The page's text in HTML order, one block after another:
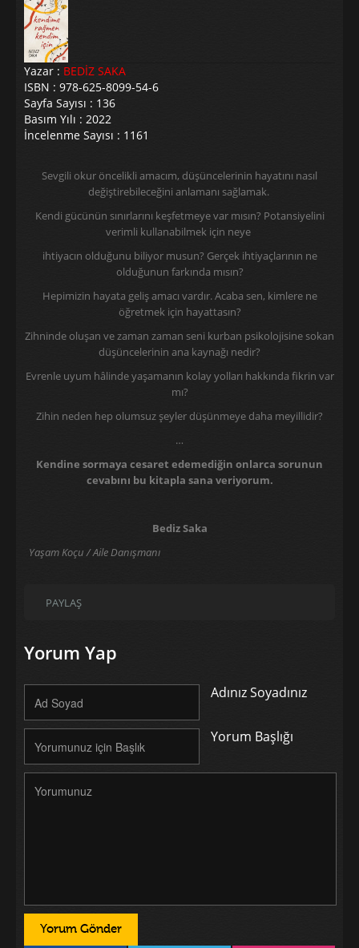
Yazar : BEDİZ SAKA
ISBN : 978-625-8099-54-6
Sayfa Sayısı : 136
Basım Yılı : 2022
İncelenme Sayısı : 1161
Sevgili okur öncelikli amacım, düşüncelerinin hayatını nasıl
değiştirebileceğini anlamanı sağlamak.
Kendi gücünün sınırlarını keşfetmeye var mısın? Potansiyelini
verimli kullanabilmek için neye
ihtiyacın olduğunu biliyor musun? Gerçek ihtiyaçlarının ne
olduğunun farkında mısın?
Hepimizin hayata geliş amacı vardır. Acaba sen, kimlere ne
öğretmek için hayattasın?
Zihninde oluşan ve zaman zaman seni kurban psikolojisine sokan
düşüncelerinin ana kaynağı nedir?
Evrenle uyum hâlinde yaşamanın kolay yolları hakkında fikrin var
mı?
Zihin neden hep olumsuz şeyler düşünmeye daha meyillidir?
…
Kendine sormaya cesaret edemediğin onlarca sorunun
cevabını bu kitapla sana veriyorum.
Bediz Saka
Yaşam Koçu / Aile Danışmanı
PAYLAŞ
Yorum Yap
Adınız Soyadınız
Yorum Başlığı